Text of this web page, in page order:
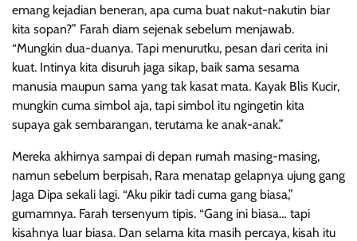
emang kejadian beneran, apa cuma buat nakut-nakutin biar
kita sopan?” Farah diam sejenak sebelum menjawab.
“Mungkin dua-duanya. Tapi menurutku, pesan dari cerita ini
kuat. Intinya kita disuruh jaga sikap, baik sama sesama
manusia maupun sama yang tak kasat mata. Kayak Blis Kucir,
mungkin cuma simbol aja, tapi simbol itu ngingetin kita
supaya gak sembarangan, terutama ke anak-anak.”
Mereka akhirnya sampai di depan rumah masing-masing,
namun sebelum berpisah, Rara menatap gelapnya ujung gang
Jaga Dipa sekali lagi. “Aku pikir tadi cuma gang biasa,”
gumamnya. Farah tersenyum tipis. “Gang ini biasa… tapi
kisahnya luar biasa. Dan selama kita masih percaya, kisah itu